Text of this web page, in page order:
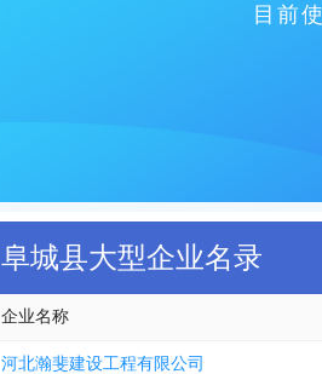
目前
阜城县大型企业名录
企业名称
河北瀚斐建设工程有限公司